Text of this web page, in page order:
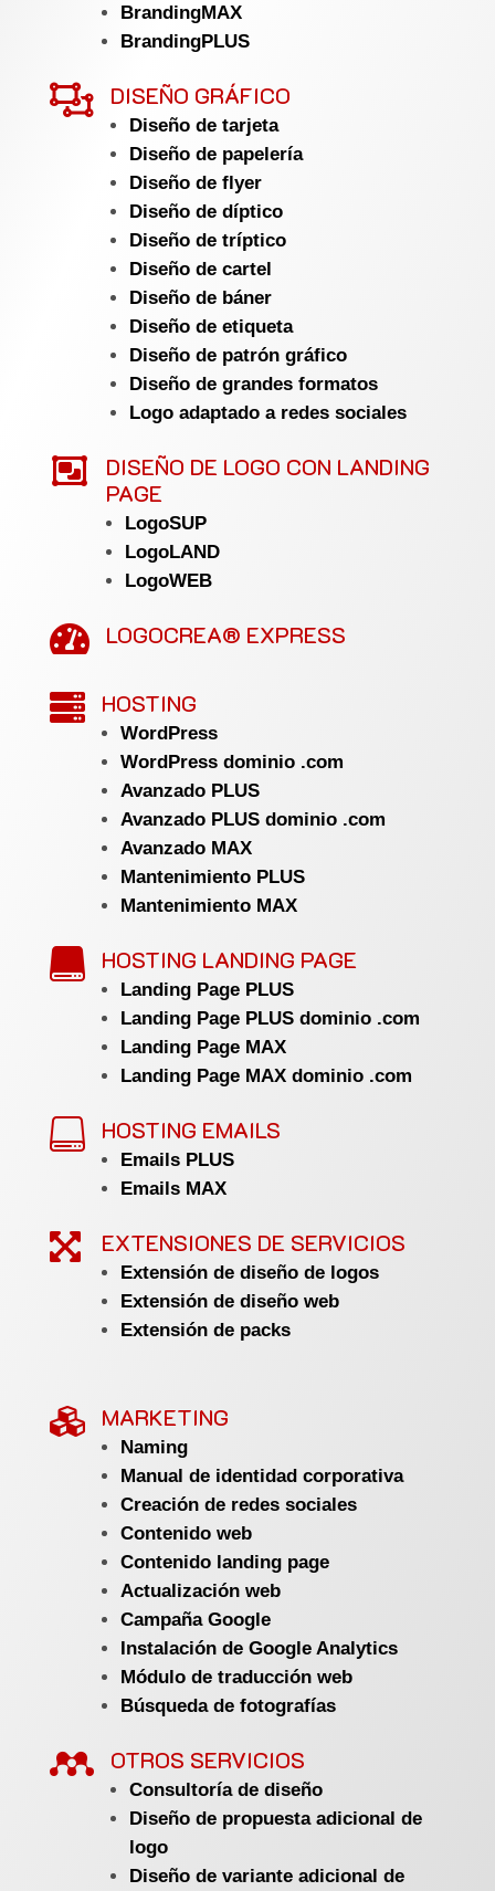
BrandingMAX
BrandingPLUS
 DISEÑO GRÁFICO
Diseño de tarjeta
Diseño de papelería
Diseño de flyer
Diseño de díptico
Diseño de tríptico
Diseño de cartel
Diseño de báner
Diseño de etiqueta
Diseño de patrón gráfico
Diseño de grandes formatos
Logo adaptado a redes sociales

DISEÑO DE LOGO CON LANDING
PAGE
LogoSUP
LogoLAND
LogoWEB
 LOGOCREA® EXPRESS
 HOSTING
WordPress
WordPress dominio .com
Avanzado PLUS
Avanzado PLUS dominio .com
Avanzado MAX
Mantenimiento PLUS
Mantenimiento MAX
 HOSTING LANDING PAGE
Landing Page PLUS
Landing Page PLUS dominio .com
Landing Page MAX
Landing Page MAX dominio .com
 HOSTING EMAILS
Emails PLUS
Emails MAX
 EXTENSIONES DE SERVICIOS
Extensión de diseño de logos
Extensión de diseño web
Extensión de packs
 MARKETING
Naming
Manual de identidad corporativa
Creación de redes sociales
Contenido web
Contenido landing page
Actualización web
Campaña Google
Instalación de Google Analytics
Módulo de traducción web
Búsqueda de fotografías
 OTROS SERVICIOS
Consultoría de diseño
Diseño de propuesta adicional de
logo
Diseño de variante adicional de